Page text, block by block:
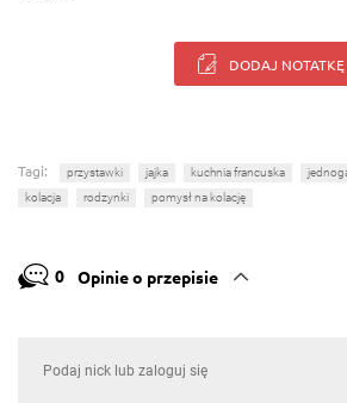
DODAJ NOTATKĘ
Tagi: przystawki jajka kuchnia francuska
kolacja
rodzynki pomysł na kolację
0 Opinie o przepisie